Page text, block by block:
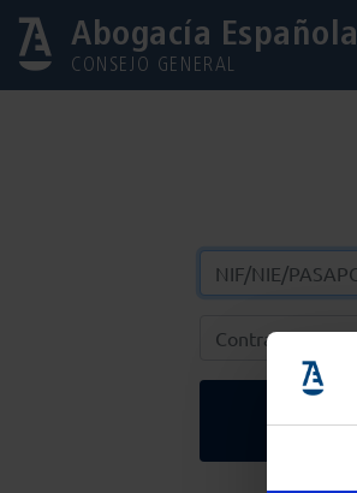
Abogacía Española
CONSEJO GENERAL